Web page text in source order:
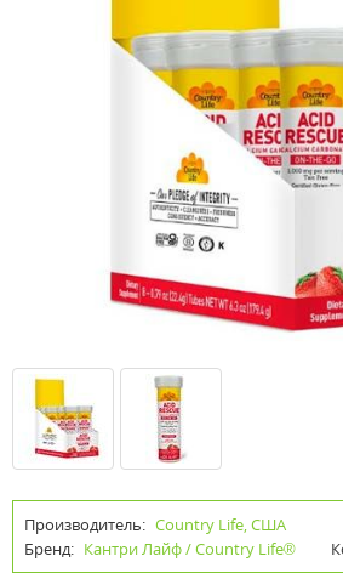
Производитель: Country Life, США
Бренд: Кантри Лайф / Country Life®